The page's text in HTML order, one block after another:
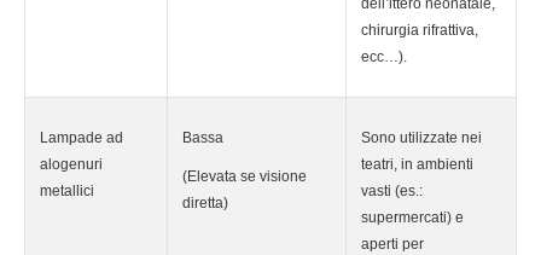
dell’ittero neonatale,
chirurgia rifrattiva,
ecc…).
Lampade ad
alogenuri
metallici
Bassa
(Elevata se visione
diretta)
Sono utilizzate nei
teatri, in ambienti
vasti (es.:
supermercati) e
aperti per